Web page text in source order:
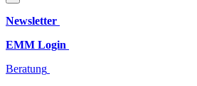
Newsletter
EMM Login
Beratung